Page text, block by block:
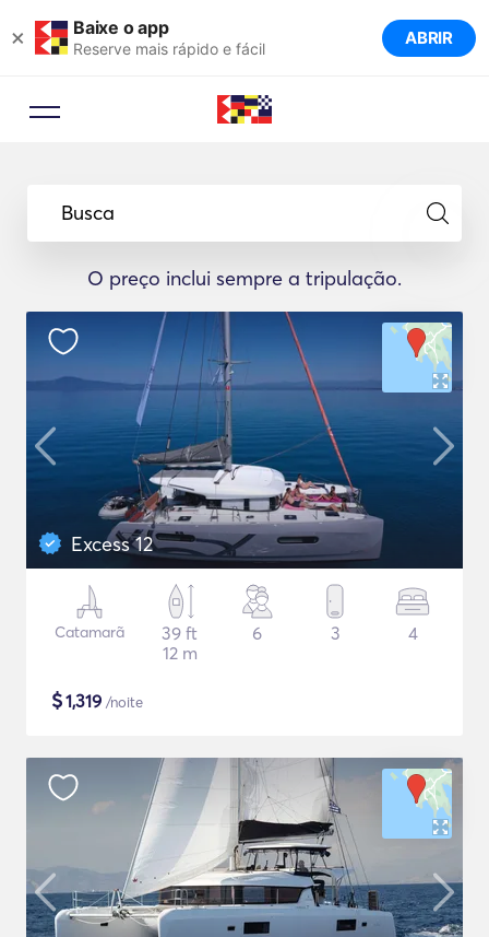
× Baixe o app
Reserve mais rápido e fácil ABRIR
Busca
O preço inclui sempre a tripulação.
Excess 12
Catamarã
39 ft
12 m
6 3 4
$1,319 /noite